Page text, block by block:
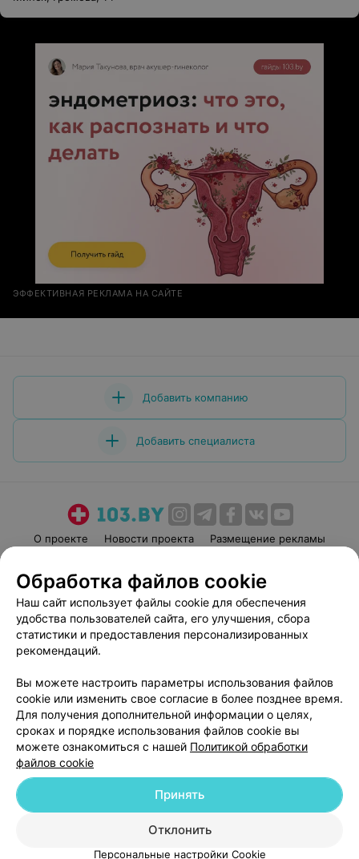
ЭФФЕКТИВНАЯ РЕКЛАМА НА САЙТЕ
Добавить компанию
Добавить специалиста
О проекте Новости проекта
Размещение рекламы
Пользовательское соглашение
Способы оплаты
Вакансии
Партнеры
Написать руководителю 103.by
Обработка персональных данных
© 2026 ООО «Артокс Лаб», УНП 191700409
| 220012, Республика Беларусь,
г. Минск, улица Толбухина, 2, пом. 16 | help@103.by
Служба поддержки +375 291212755
Обработка файлов cookie
Наш сайт использует файлы cookie для обеспечения
удобства пользователей сайта, его улучшения, сбора
статистики и предоставления персонализированных
рекомендаций.
Вы можете настроить параметры использования файлов
cookie или изменить свое согласие в более позднее время.
Для получения дополнительной информации о целях,
сроках и порядке использования файлов cookie вы
можете ознакомиться с нашей Политикой обработки
файлов cookie
Отклонить
Принять
Персональные настройки Cookie